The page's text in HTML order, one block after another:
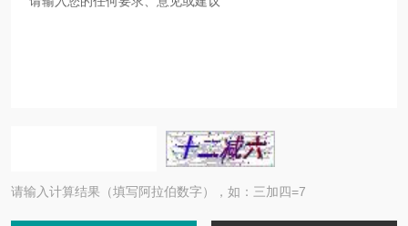
请输入计算结果（填写阿拉伯数字），如：三加四=7